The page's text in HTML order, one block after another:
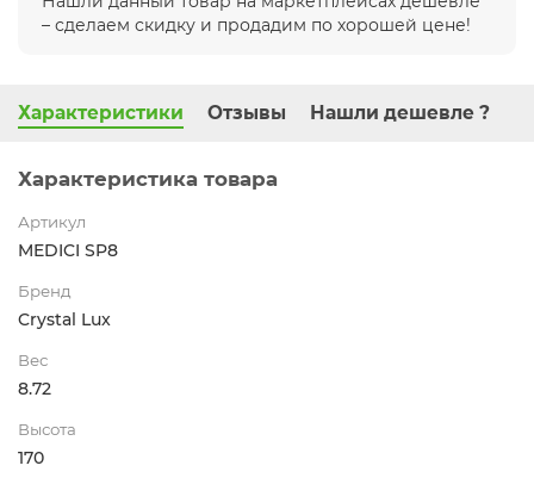
– сделаем скидку и продадим по хорошей цене!
Характеристики Отзывы Нашли дешевле ?
Характеристика товара
Артикул
MEDICI SP8
Бренд
Crystal Lux
Вес
8.72
Высота
170